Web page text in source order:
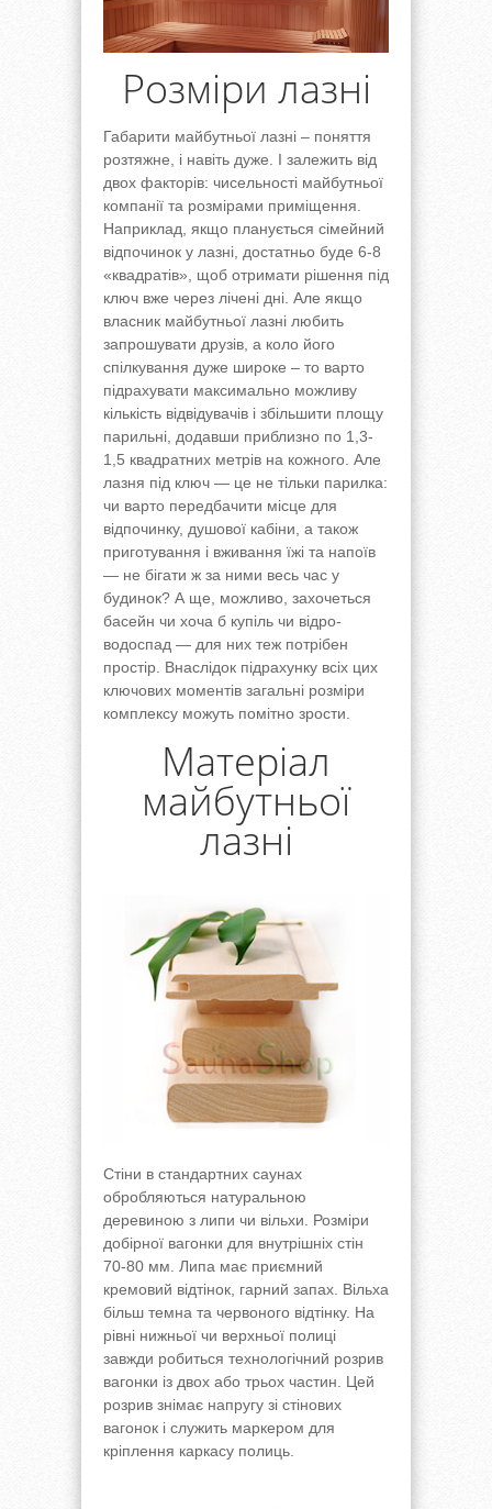
Розміри лазні
Габарити майбутньої лазні – поняття
розтяжне, і навіть дуже. І залежить від
двох факторів: чисельності майбутньої
компанії та розмірами приміщення.
Наприклад, якщо планується сімейний
відпочинок у лазні, достатньо буде 6-8
«квадратів», щоб отримати рішення під
ключ вже через лічені дні. Але якщо
власник майбутньої лазні любить
запрошувати друзів, а коло його
спілкування дуже широке – то варто
підрахувати максимально можливу
кількість відвідувачів і збільшити площу
парильні, додавши приблизно по 1,3-
1,5 квадратних метрів на кожного. Але
лазня під ключ — це не тільки парилка:
чи варто передбачити місце для
відпочинку, душової кабіни, а також
приготування і вживання їжі та напоїв
— не бігати ж за ними весь час у
будинок? А ще, можливо, захочеться
басейн чи хоча б купіль чи відро-
водоспад — для них теж потрібен
простір. Внаслідок підрахунку всіх цих
ключових моментів загальні розміри
комплексу можуть помітно зрости.
Матеріал
майбутньої
лазні
Стіни в стандартних саунах
обробляються натуральною
деревиною з липи чи вільхи. Розміри
добірної вагонки для внутрішніх стін
70-80 мм. Липа має приємний
кремовий відтінок, гарний запах. Вільха
більш темна та червоного відтінку. На
рівні нижньої чи верхньої полиці
завжди робиться технологічний розрив
вагонки із двох або трьох частин. Цей
розрив знімає напругу зі стінових
вагонок і служить маркером для
кріплення каркасу полиць.